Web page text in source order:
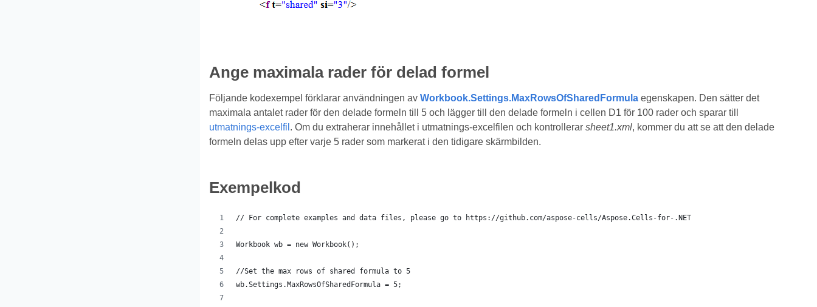
Ange maximala rader för delad formel
Följande kodexempel förklarar användningen av Workbook.Settings.MaxRowsOfSharedFormulaegenskapen. Den sätter det
maximala antalet rader för den delade formeln till 5 och lägger till den delade formeln i cellen D1 för 100 rader och sparar till
utmatnings-excelfil . Om du extraherar innehållet i utmatnings-excelfilen och kontrollerar sheet1.xml, kommer du att se att den delade
formeln delas upp efter varje 5 rader som markerat i den tidigare skärmbilden.
Exempelkod
// For complete examples and data files, please go to https://github.com/aspose-cells/Aspose.Cells-for-.NET
Workbook wb = new Workbook();
//Set the max rows of shared formula to 5
wb.Settings.MaxRowsOfSharedFormula = 5;